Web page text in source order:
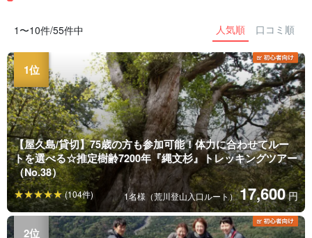
1〜10件/55件中 人気順 口コミ順
【屋久島/貸切】75歳の方も参加可能！体力に合わせてルー
トを選べる☆推定樹齢7200年『縄文杉』トレッキングツアー
（No.38）
1名様（荒川登山入口ルート）17,600 円
(104件)